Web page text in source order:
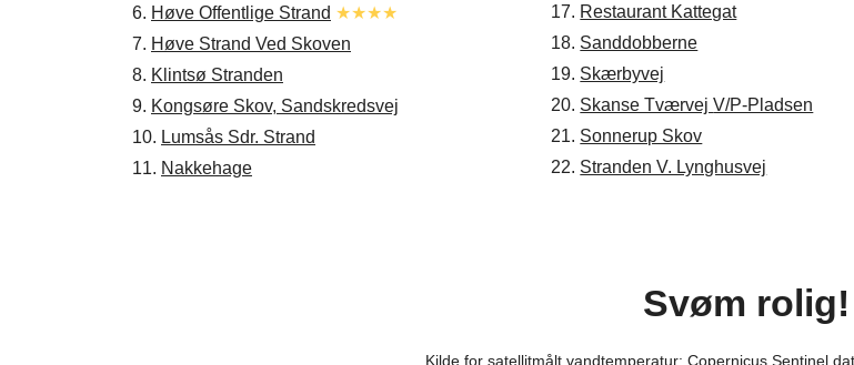
6. Høve Offentlige Strand ★★★★
7. Høve Strand Ved Skoven
8. Klintsø Stranden
9. Kongsøre Skov, Sandskredsvej
10. Lumsås Sdr. Strand
11. Nakkehage
17. Restaurant Kattegat
18. Sanddobberne
19. Skærbyvej
20.
Skanse Tværvej V/P-Pladsen
21. Sonnerup Skov
22. Stranden V. Lynghusvej
Svøm rolig!
Kilde for satellitmålt vandtemperatur: Copernicus Sentinel